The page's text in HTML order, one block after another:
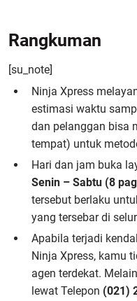
Rangkuman
[su_note]
Ninja Xpress
estimasi waktu
dan pelanggan bisa
tempat) untuk
Hari dan jam buka
Senin – Sabtu (8
tersebut berlaku
yang tersebar di
Apabila terjadi
Ninja Xpress, kamu
agen terdekat.
lewat Telepon (021)